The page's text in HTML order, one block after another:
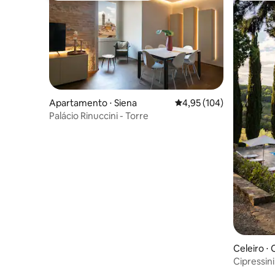
Apartamento ⋅ Siena 4,95 de uma avaliação
4,95 (104)
Palácio Rinuccini - Torre
Celeiro ⋅